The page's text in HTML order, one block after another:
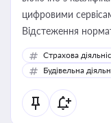
цифровими
Відстеження
корисне для
бухгалтера під час
державного майна,
статусу суб'єктів
Страхова
Будівельна